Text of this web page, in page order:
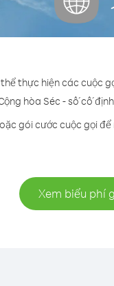
thực hiện các cuộc
hòa Séc - số cố
gói cước cuộc gọi
Xem biểu phí